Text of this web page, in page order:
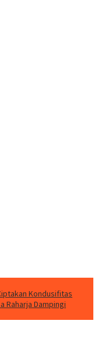
Kondusifitas
Raharja Dampingi